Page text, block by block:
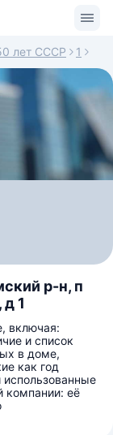
лет СССР 1
р-н, п
1
включая:
и список
в доме,
как год
использованные
компании: её